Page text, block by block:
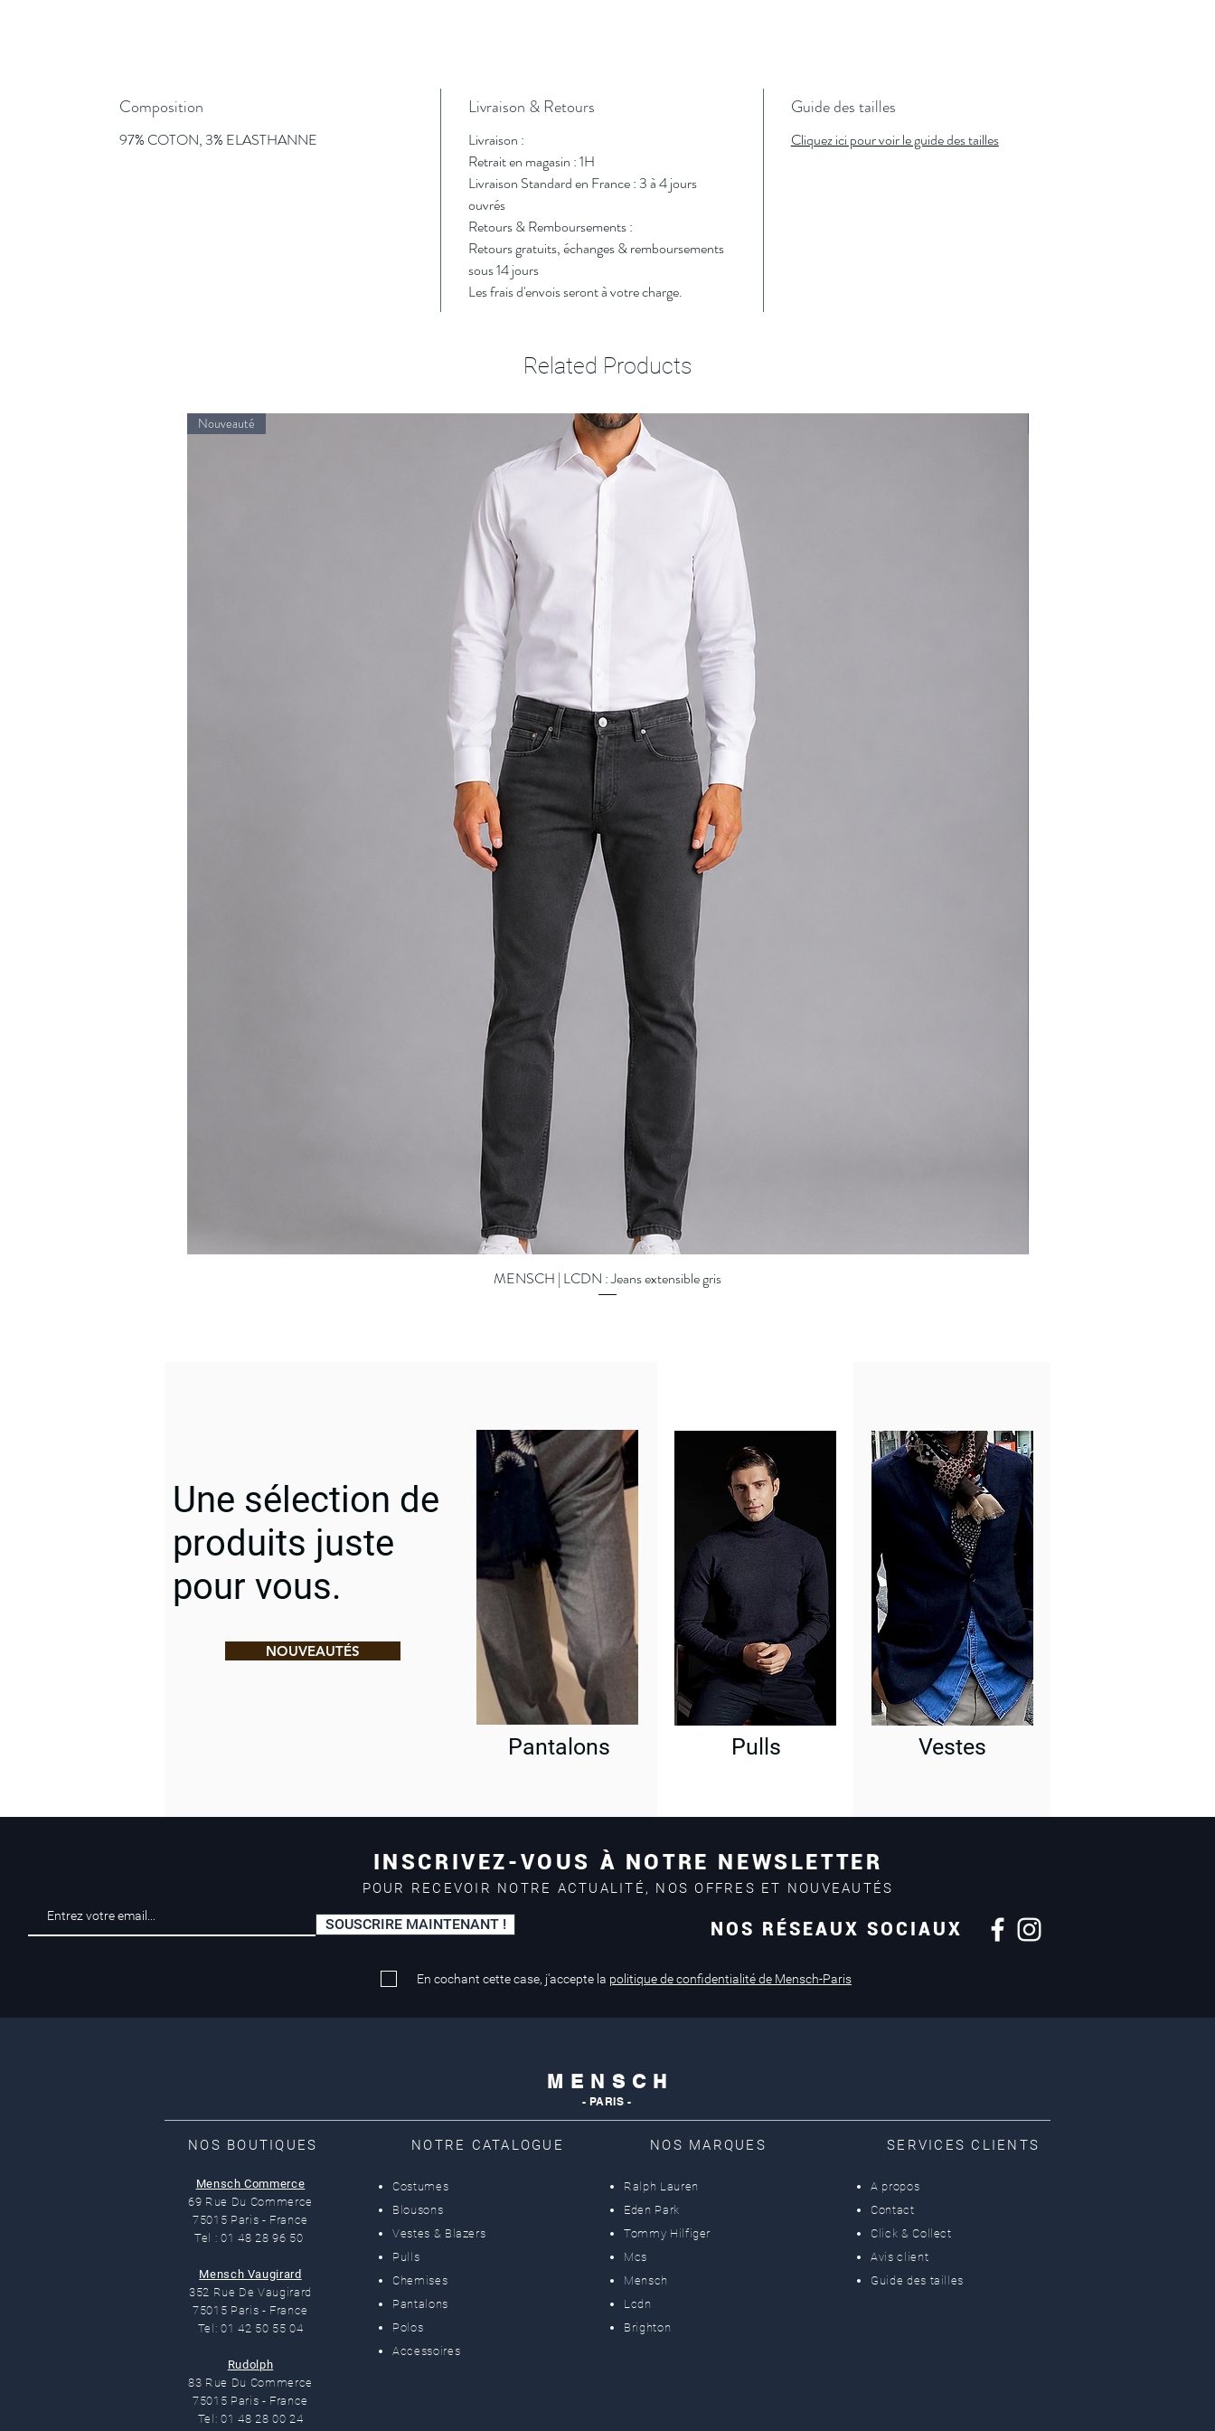
Composition
97% COTON, 3% ELASTHANNE
Livraison & Retours
Livraison :
Retrait en magasin : 1H
Livraison Standard en France : 3 à 4 jours
ouvrés
Retours & Remboursements :
Retours gratuits, échanges & remboursements
sous 14 jours
Les frais d'envois seront à votre charge.
Guide des tailles
Cliquez ici pour voir le guide des tailles
Related Products
Quick View
Nouveauté
MENSCH | LCDN : Jeans extensible gris
Une sélection de
produits juste
pour vous.
NOUVEAUTÉS
Pantalons Pulls Vestes
Mastercard, Visa
en magasin
INSCRIVEZ-VOUS À NOTRE NEWSLETTER
POUR RECEVOIR NOTRE ACTUALITÉ, NOS OFFRES ET NOUVEAUTÉS
SOUSCRIRE MAINTENANT ! NOS RÉSEAUX SOCIAUX
En cochant cette case, j'accepte la politique de confidentialité de Mensch-Paris
M E N S C H
- PARIS -
NOS BOUTIQUES
Mensch Commerce
69 Rue Du Commerce
75015 Paris - France
Tel : 01 48 28 96 50
Mensch Vaugirard
352 Rue De Vaugirard
75015 Paris - France
Tel: 01 42 50 55 04
Rudolph
83 Rue Du Commerce
75015 Paris - France
Tel: 01 48 28 00 24
NOTRE CATALOGUE
Costumes
Blousons
Vestes & Blazers
Pulls
Chemises
Pantalons
Polos
Accessoires
NOS MARQUES
Ralph Lauren
Eden Park
Tommy Hilfiger
Mcs
Mensch
Lcdn
Brighton
SERVICES CLIENTS
A propos
Contact
Click & Collect
Avis client
Guide des tailles